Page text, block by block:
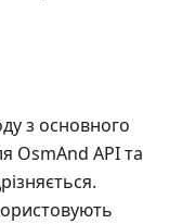
з основного
OsmAnd API та